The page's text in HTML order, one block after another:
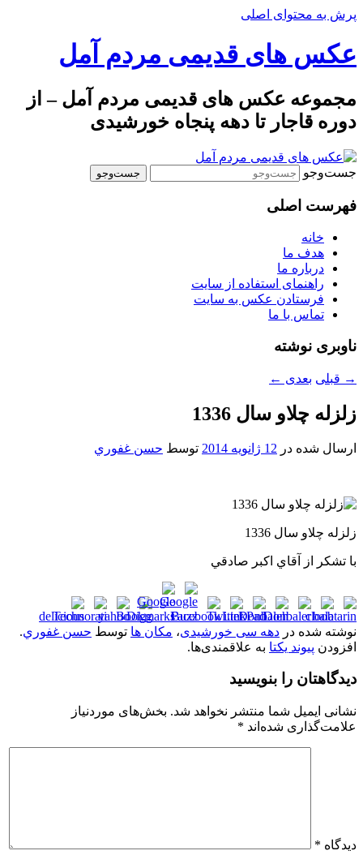
پرش به محتوای اصلی
عکس های قدیمی مردم آمل
مجموعه عکس های قدیمی مردم آمل – از
دوره قاجار تا دهه پنجاه خورشیدی
جست‌وجو
فهرست اصلی
خانه
هدف ما
درباره ما
راهنمای استفاده از سایت
فرستادن عکس به سایت
تماس با ما
ناوبری نوشته
→ قبلی بعدی ←
زلزله چلاو سال 1336
ارسال شده در 12 ژانویه 2014 توسط حسن غفوري
زلزله چلاو سال 1336
با تشکر از آقاي اکبر صادقي
نوشته شده در دهه سی خورشیدی، مکان ها توسط حسن غفوري.
افزودن پیوند یکتا به علاقمندی‌ها.
دیدگاهتان را بنویسید
نشانی ایمیل شما منتشر نخواهد شد. بخش‌های موردنیاز
علامت‌گذاری شده‌اند *
دیدگاه *